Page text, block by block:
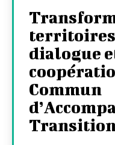
dialogue
Commun